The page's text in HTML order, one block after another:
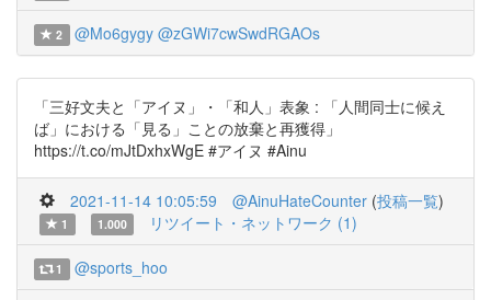
2 @Mo6gygy @zGWi7cwSwdRGAOs
「三好文夫と「アイヌ」・「和人」表象 : 「人間同士に候え
ば」における「見る」ことの放棄と再獲得」
https://t.co/mJtDxhxWgE #アイヌ #Ainu
2021-11-14 10:05:59 @AinuHateCounter (投稿一覧)
1 1.000 リツイート・ネットワーク (1)
1 @sports_hoo